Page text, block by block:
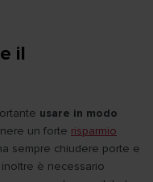
il
usare in modo
un forte risparmio
sempre chiudere porte e
è necessario